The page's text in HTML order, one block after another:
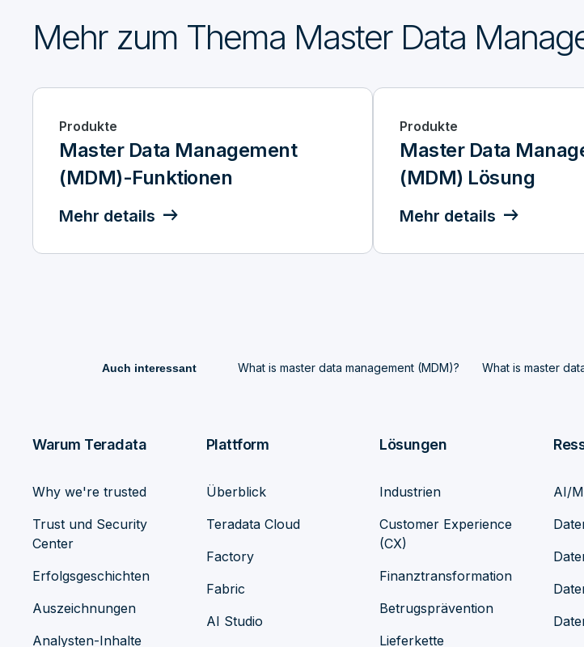
Mehr zum Thema Master Data
Produkte
Master Data Management
(MDM)-Funktionen
Mehr details
Produkte
Master Data
(MDM) Lösung
Mehr details
Auch interessant What is master data management (MDM)? What is master
Warum Teradata
Why we're trusted
Trust und Security
Center
Erfolgsgeschichten
Auszeichnungen
Analysten-Inhalte
Plattform
Überblick
Teradata Cloud
Factory
Fabric
AI Studio
Lösungen
Industrien
Customer Experience
(CX)
Finanztransformation
Betrugsprävention
Lieferkette
AI/